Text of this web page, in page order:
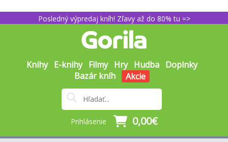
Posledný výpredaj kníh! Zľavy až do 80% tu =>
Knihy E-knihy Filmy Hry Hudba Doplnky
Bazár kníh
Akcie
Prihlásenie 0,00€